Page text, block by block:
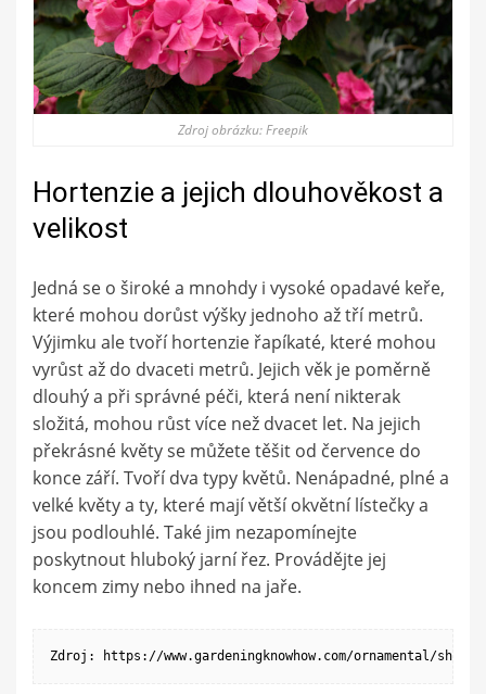
Zdroj obrázku: Freepik
Hortenzie a jejich dlouhověkost a
velikost
Jedná se o široké a mnohdy i vysoké opadavé keře,
které mohou dorůst výšky jednoho až tří metrů.
Výjimku ale tvoří hortenzie řapíkaté, které mohou
vyrůst až do dvaceti metrů. Jejich věk je poměrně
dlouhý a při správné péči, která není nikterak
složitá, mohou růst více než dvacet let. Na jejich
překrásné květy se můžete těšit od července do
konce září. Tvoří dva typy květů. Nenápadné, plné a
velké květy a ty, které mají větší okvětní lístečky a
jsou podlouhlé. Také jim nezapomínejte
poskytnout hluboký jarní řez. Provádějte jej
koncem zimy nebo ihned na jaře.
Zdroj: https://www.gardeningknowhow.com/ornamental/